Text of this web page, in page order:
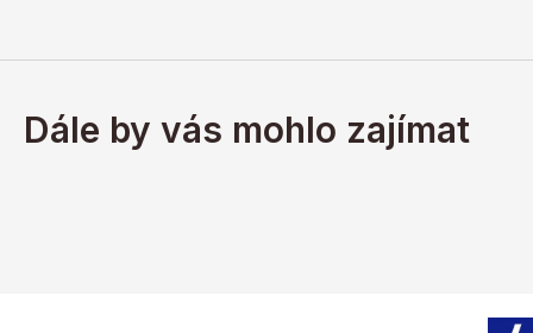
Dále by vás mohlo zajímat